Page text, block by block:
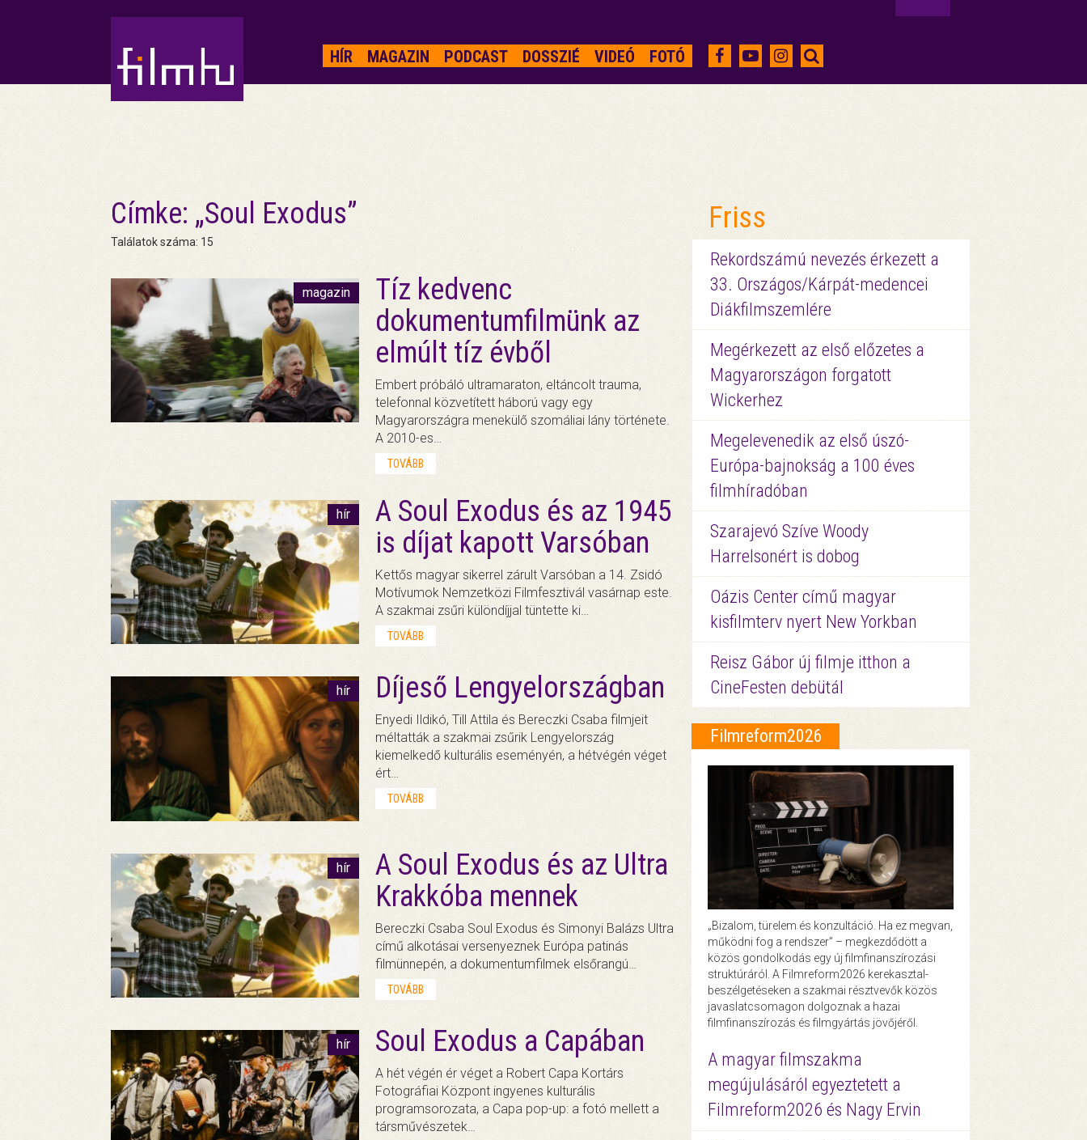
HÍR MAGAZIN PODCAST DOSSZIÉ VIDEÓ FOTÓ
Címke: „Soul Exodus”
Találatok száma: 15
magazin
Tíz kedvenc
dokumentumfilmünk az
elmúlt tíz évből
Embert próbáló ultramaraton, eltáncolt trauma,
telefonnal közvetített háború vagy egy
Magyarországra menekülő szomáliai lány története.
A 2010-es…
TOVÁBB
hír
A Soul Exodus és az 1945
is díjat kapott Varsóban
Kettős magyar sikerrel zárult Varsóban a 14. Zsidó
Motívumok Nemzetközi Filmfesztivál vasárnap este.
A szakmai zsűri különdíjjal tüntette ki…
TOVÁBB
hír Díjeső Lengyelországban
Enyedi Ildikó, Till Attila és Bereczki Csaba filmjeit
méltatták a szakmai zsűrik Lengyelország
kiemelkedő kulturális eseményén, a hétvégén véget
ért…
TOVÁBB
hír
A Soul Exodus és az Ultra
Krakkóba mennek
Bereczki Csaba Soul Exodus és Simonyi Balázs Ultra
című alkotásai versenyeznek Európa patinás
filmünnepén, a dokumentumfilmek elsőrangú…
TOVÁBB
hír Soul Exodus a Capában
A hét végén ér véget a Robert Capa Kortárs
Fotográfiai Központ ingyenes kulturális
programsorozata, a Capa pop-up: a fotó mellett a
társművészetek…
Friss
Rekordszámú nevezés érkezett a
33. Országos/Kárpát-medencei
Diákfilmszemlére
Megérkezett az első előzetes a
Magyarországon forgatott
Wickerhez
Megelevenedik az első úszó-
Európa-bajnokság a 100 éves
filmhíradóban
Szarajevó Szíve Woody
Harrelsonért is dobog
Oázis Center című magyar
kisfilmterv nyert New Yorkban
Reisz Gábor új filmje itthon a
CineFesten debütál
Filmreform2026
„Bizalom, türelem és konzultáció. Ha ez megvan,
működni fog a rendszer” – megkezdődött a
közös gondolkodás egy új filmfinanszírozási
struktúráról. A Filmreform2026 kerekasztal-
beszélgetéseken a szakmai résztvevők közös
javaslatcsomagon dolgoznak a hazai
filmfinanszírozás és filmgyártás jövőjéről.
A magyar filmszakma
megújulásáról egyeztetett a
Filmreform2026 és Nagy Ervin